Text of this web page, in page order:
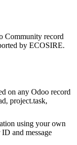
Community record
by ECOSIRE.
on any Odoo record
project.task,
using your own
and message